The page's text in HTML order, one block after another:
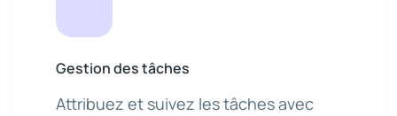
Gestion des tâches
Attribuez et suivez les tâches avec